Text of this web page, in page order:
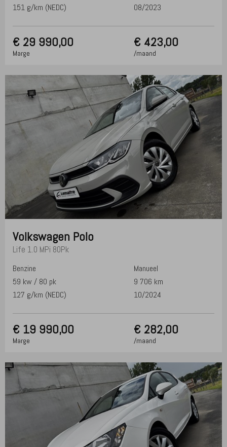
151 g/km (NEDC)
08/2023
€ 29 990,00
Marge
€ 423,00
/maand
Volkswagen Polo
Life 1.0 MPi 80Pk
Benzine
Manueel
59 kw / 80 pk
9 706 km
127 g/km (NEDC)
10/2024
€ 19 990,00
Marge
€ 282,00
/maand